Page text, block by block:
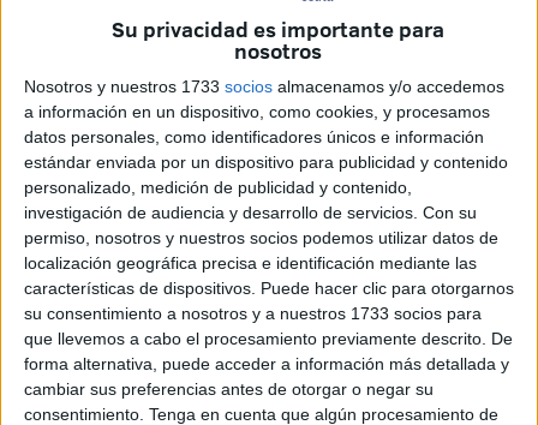
Su privacidad es importante para
nosotros
Nosotros y nuestros 1733 socios almacenamos y/o accedemos
a información en un dispositivo, como cookies, y procesamos
datos personales, como identificadores únicos e información
estándar enviada por un dispositivo para publicidad y contenido
personalizado, medición de publicidad y contenido,
investigación de audiencia y desarrollo de servicios. Con su
permiso, nosotros y nuestros socios podemos utilizar datos de
localización geográfica precisa e identificación mediante las
características de dispositivos. Puede hacer clic para otorgarnos
su consentimiento a nosotros y a nuestros 1733 socios para
que llevemos a cabo el procesamiento previamente descrito. De
forma alternativa, puede acceder a información más detallada y
cambiar sus preferencias antes de otorgar o negar su
consentimiento. Tenga en cuenta que algún procesamiento de
Imagen cedida
El Servicio deMuseosde la Ciudad, adscrito a la
Consejería de Educación y Cultura de Ceuta, informa de
que el próximo jueves, día 28, a las ​ 19:30 horas, tendrá
lugar la inauguración de laexposición'Contravacío', del
pintor Pedro Eguiluz.
La muestra podrá ser visitada en el Museo de Ceuta, en el
paseo del Revellín, de martes a sábado de 11.00 a 14.00
horas y de 17.00 a 21.00 horas hasta el próximo 27 de
noviembre.